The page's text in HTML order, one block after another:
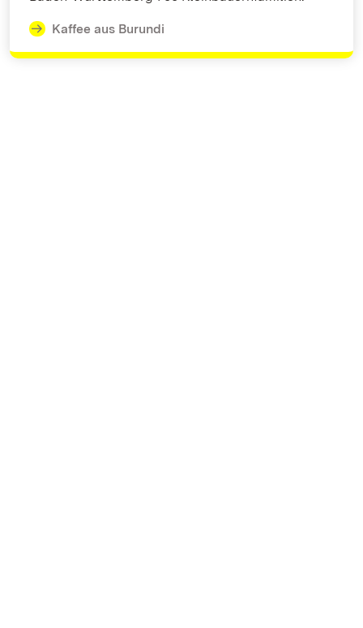
Kaffee aus Burundi